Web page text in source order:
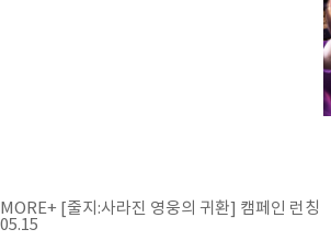
MORE+ [줄지:사라진 영웅의 귀환] 캠페인 런칭
05.15